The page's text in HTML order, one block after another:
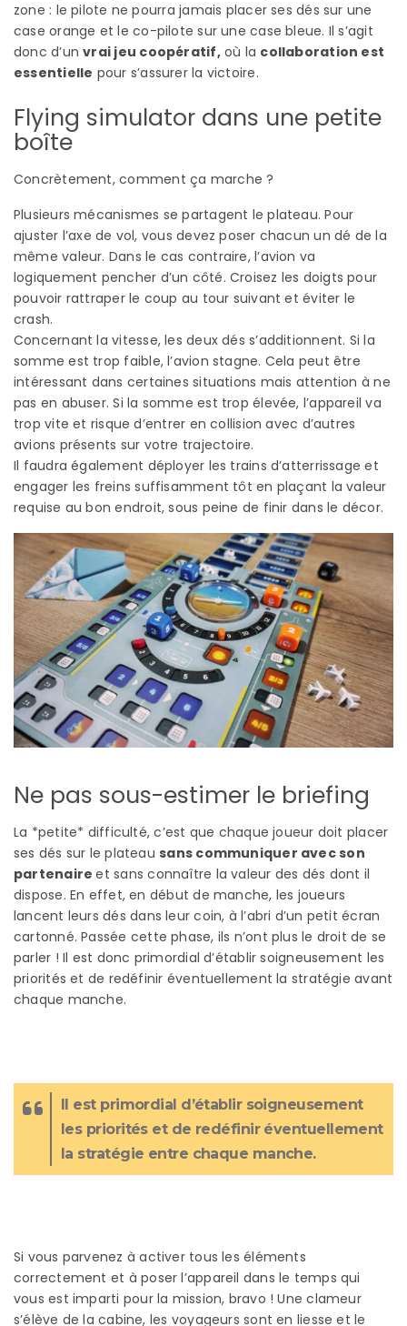
zone : le pilote ne pourra jamais placer ses dés sur une
case orange et le co-pilote sur une case bleue. Il s’agit
donc d’unvrai jeu coopératif,où la collaboration est
essentielle pour s’assurer la victoire.
Flying simulator dans une petite
boîte
Concrètement, comment ça marche ?
Plusieurs mécanismes se partagent le plateau. Pour
ajuster l’axe de vol, vous devez poser chacun un dé de la
même valeur. Dans le cas contraire, l’avion va
logiquement pencher d’un côté. Croisez les doigts pour
pouvoir rattraper le coup au tour suivant et éviter le
crash.
Concernant la vitesse, les deux dés s’additionnent. Si la
somme est trop faible, l’avion stagne. Cela peut être
intéressant dans certaines situations mais attention à ne
pas en abuser. Si la somme est trop élevée, l’appareil va
trop vite et risque d’entrer en collision avec d’autres
avions présents sur votre trajectoire.
Il faudra également déployer les trains d’atterrissage et
engager les freins suffisamment tôt en plaçant la valeur
requise au bon endroit, sous peine de finir dans le décor.
Ne pas sous-estimer le briefing
La *petite* difficulté, c’est que chaque joueur doit placer
ses dés sur le plateausans communiquer avec son
partenaireet sans connaître la valeur des dés dont il
dispose. En effet, en début de manche, les joueurs
lancent leurs dés dans leur coin, à l’abri d’un petit écran
cartonné. Passée cette phase, ils n’ont plus le droit de se
parler ! Il est donc primordial d’établir soigneusement les
priorités et de redéfinir éventuellement la stratégie avant
chaque manche.
Il est primordial d’établir soigneusement
les priorités et de redéfinir éventuellement
la stratégie entre chaque manche.
Si vous parvenez à activer tous les éléments
correctement et à poser l’appareil dans le temps qui
vous est imparti pour la mission, bravo ! Une clameur
s’élève de la cabine, les voyageurs sont en liesse et le